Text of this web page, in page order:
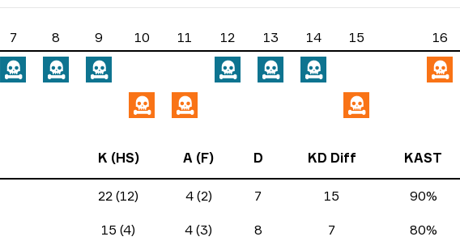
7 8 9 10 11 12 13 14 15 16
K (HS) A (F) D KD Diff KAST
22 (12) 4 (2) 7 15 90%
15 (4) 4 (3) 8 7 80%